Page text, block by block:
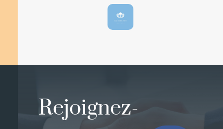
Rejoignez-